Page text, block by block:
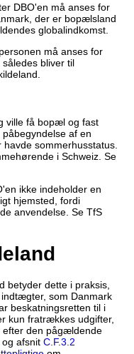
DBO'en må anses for
der er bopælsland
globalindkomst.
må anses for
bliver til
ville få bopæl og fast
af en
sommerhusstatus.
i Schweiz. Se
ikke indeholder en
hjemsted, fordi
anvendelse. Se TfS
betyder dette i praksis,
som Danmark
beskatningsretten til i
kun fratrækkes udgifter,
den pågældende
og afsnit C.F.3.2